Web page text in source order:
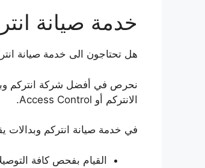
خدمة صيانة
هل تحتاجون الى خدمة صيانة
نحرص في أفضل شركة انتركم
الانتركم أو Access Control.
في خدمة صيانة انتركم وبدالات
القيام بفحص كافة